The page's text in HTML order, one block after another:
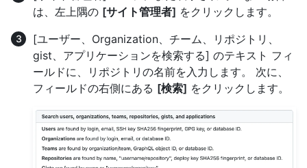
は、左上隅の [サイト管理者] をクリックします。
[ユーザー、Organization、チーム、リポジトリ、
gist、アプリケーションを検索する] のテキスト フィ
ールドに、リポジトリの名前を入力します。 次に、
フィールドの右側にある [検索] をクリックします。